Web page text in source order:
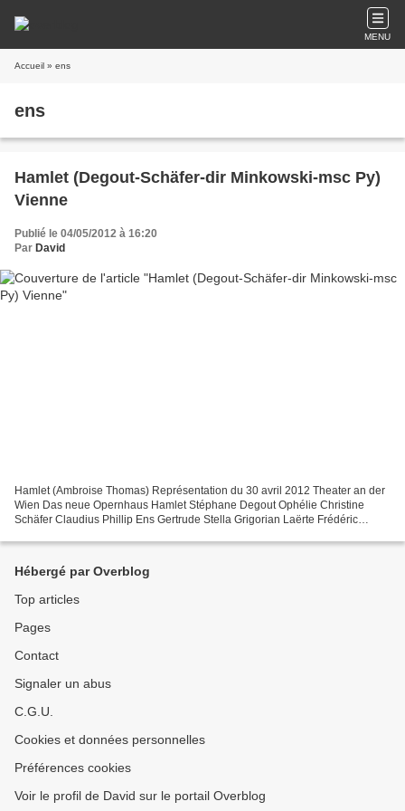
MENU
Accueil » ens
ens
Hamlet (Degout-Schäfer-dir Minkowski-msc Py)
Vienne
Publié le 04/05/2012 à 16:20
Par David
Hamlet (Ambroise Thomas) Représentation du 30 avril 2012 Theater an der
Wien Das neue Opernhaus Hamlet Stéphane Degout Ophélie Christine
Schäfer Claudius Phillip Ens Gertrude Stella Grigorian Laërte Frédéric
Hébergé par Overblog
Top articles
Pages
Contact
Signaler un abus
C.G.U.
Cookies et données personnelles
Préférences cookies
Voir le profil de David sur le portail Overblog